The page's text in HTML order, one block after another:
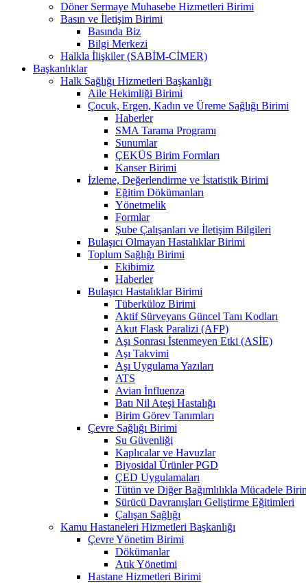
Döner Sermaye Muhasebe Hizmetleri Birimi
Basın ve İletişim Birimi
Basında Biz
Bilgi Merkezi
Halkla İlişkiler (SABİM-CİMER)
Başkanlıklar
Halk Sağlığı Hizmetleri Başkanlığı
Aile Hekimliği Birimi
Çocuk, Ergen, Kadın ve Üreme Sağlığı Birimi
Haberler
SMA Tarama Programı
Sunumlar
ÇEKÜS Birim Formları
Kanser Birimi
İzleme, Değerlendirme ve İstatistik Birimi
Eğitim Dökümanları
Yönetmelik
Formlar
Şube Çalışanları ve İletişim Bilgileri
Bulaşıcı Olmayan Hastalıklar Birimi
Toplum Sağlığı Birimi
Ekibimiz
Haberler
Bulaşıcı Hastalıklar Birimi
Tüberküloz Birimi
Aktif Sürveyans Güncel Tanı Kodları
Akut Flask Paralizi (AFP)
Aşı Sonrası İstenmeyen Etki (ASİE)
Aşı Takvimi
Aşı Uygulama Yazıları
ATS
Avian İnfluenza
Batı Nil Ateşi Hastalığı
Birim Görev Tanımları
Çevre Sağlığı Birimi
Su Güvenliği
Kaplıcalar ve Havuzlar
Biyosidal Ürünler PGD
ÇED Uygulamaları
Tütün ve Diğer Bağımlılıkla Mücadele
Sürücü Davranışları Geliştirme Eğitimleri
Çalışan Sağlığı
Kamu Hastaneleri Hizmetleri Başkanlığı
Çevre Yönetim Birimi
Dökümanlar
Atık Yönetimi
Hastane Hizmetleri Birimi